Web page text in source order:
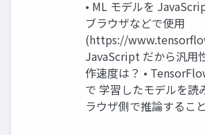
• ML モデルを
ブラウザなどで使⽤
(https://
JavaScript だから汎⽤
作速度は？ •
で 学習したモデルを読
ラウザ側で推論するこ